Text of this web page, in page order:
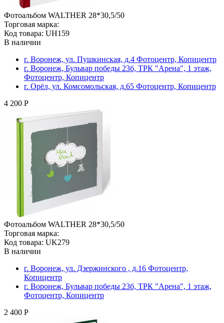
Фотоальбом WALTHER 28*30,5/50
Торговая марка:
Код товара: UH159
В наличии
г. Воронеж, ул. Пушкинская, д.4 Фотоцентр, Копицентр
г. Воронеж, Бульвар победы 23б, ТРК "Арена", 1 этаж,
Фотоцентр, Копицентр
г. Орёл, ул. Комсомольская, д.65 Фотоцентр, Копицентр
4 200 Р
Фотоальбом WALTHER 28*30,5/50
Торговая марка:
Код товара: UK279
В наличии
г. Воронеж, ул. Дзержинского , д.16 Фотоцентр,
Копицентр
г. Воронеж, Бульвар победы 23б, ТРК "Арена", 1 этаж,
Фотоцентр, Копицентр
2 400 Р